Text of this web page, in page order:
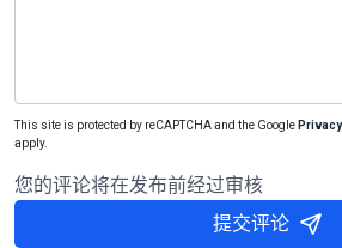
This site is protected by reCAPTCHA and the Google
apply.
您的评论将在发布前经过审核
提交评论